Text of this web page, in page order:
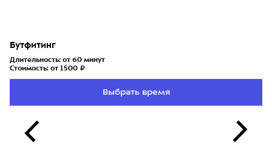
Бутфитинг
Длительность: от 60 минут
Стоимость: от 1500 ₽
Выбрать время